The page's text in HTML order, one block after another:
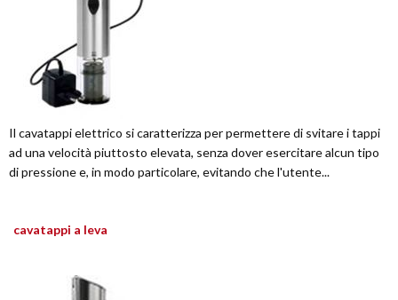
Il cavatappi elettrico si caratterizza per permettere di svitare i tappi
ad una velocità piuttosto elevata, senza dover esercitare alcun tipo
di pressione e, in modo particolare, evitando che l'utente...
cavatappi a leva